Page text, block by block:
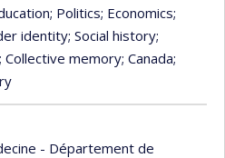
; Politics; Economics;
identity; Social history;
; Collective memory; Canada;
- Département de